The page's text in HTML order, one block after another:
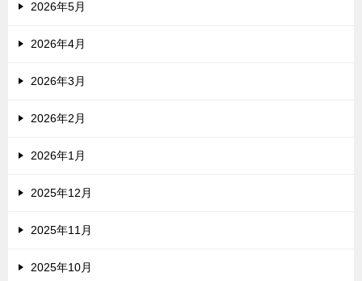
2026年5月
2026年4月
2026年3月
2026年2月
2026年1月
2025年12月
2025年11月
2025年10月